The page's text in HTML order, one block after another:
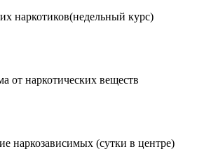
наркотиков(недельный курс)
от наркотических веществ
наркозависимых (сутки в центре)